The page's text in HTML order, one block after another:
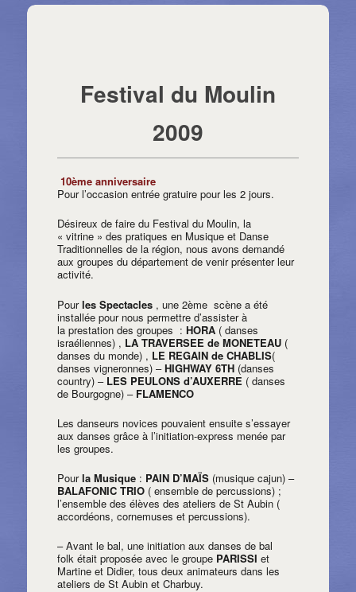
Festival du Moulin
2009
10ème anniversaire
Pour l’occasion entrée gratuire pour les 2 jours.
Désireux de faire du Festival du Moulin, la
« vitrine » des pratiques en Musique et Danse
Traditionnelles de la région, nous avons demandé
aux groupes du département de venir présenter leur
activité.
Pourles Spectacles , une 2ème scène a été
installée pour nous permettre d’assister à
la prestation des groupes :HORA ( danses
israéliennes) , LA TRAVERSEE de MONETEAU (
danses du monde) , LE REGAIN de CHABLIS(
danses vigneronnes) –HIGHWAY 6TH (danses
country) – LES PEULONS d’AUXERRE ( danses
de Bourgogne) – FLAMENCO
Les danseurs novices pouvaient ensuite s’essayer
aux danses grâce à l’initiation-express menée par
les groupes.
Pourla Musique : PAIN D’MAÏS (musique cajun) –
BALAFONIC TRIO ( ensemble de percussions) ;
l’ensemble des élèves des ateliers de St Aubin (
accordéons, cornemuses et percussions).
– Avant le bal, une initiation aux danses de bal
folk était proposée avec le groupe PARISSI et
Martine et Didier, tous deux animateurs dans les
ateliers de St Aubin et Charbuy.